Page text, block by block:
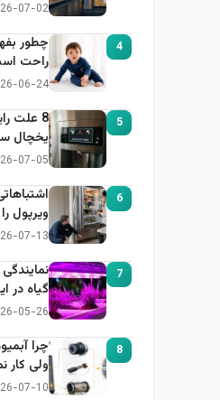
07-02
4
چطور
راحت
که هر
06-24
5
8 علت
یخچال
07-05
6
ویرپول
که باید
07-13
7
گیاه در
05-26
8
چرا
ولی کار
عیب
07-10